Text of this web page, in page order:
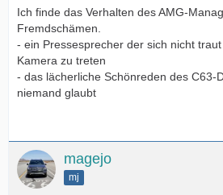
Ich finde das Verhalten des AMG-
Fremdschämen.
- ein Pressesprecher der sich nicht
Kamera zu treten
- das lächerliche Schönreden des C63-
niemand glaubt
magejo
mj